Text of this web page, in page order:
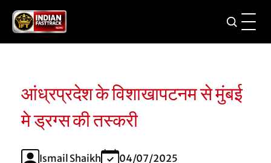
आंध्रप्रदेश के विशाखापटनम से मुंबई
मे ड्रग्स की तस्करी
Ismail Shaikh 04/07/2025